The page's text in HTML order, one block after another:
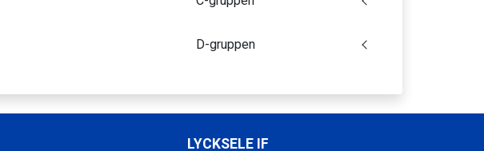
D-gruppen
LYCKSELE IF